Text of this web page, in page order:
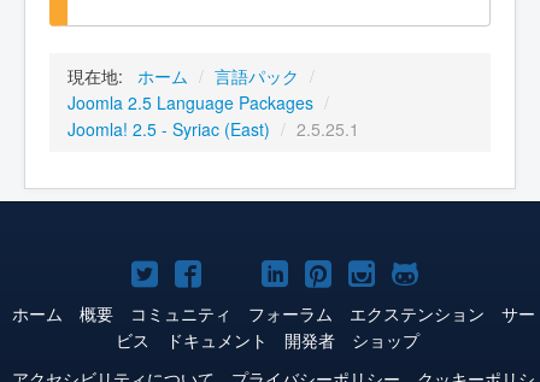
現在地: ホーム / 言語パック /
Joomla 2.5 Language Packages /
Joomla! 2.5 - Syriac (East) / 2.5.25.1
Joomla!
Twitter
Joomla!
Facebook
Joomla!
YouTube
Joomla!
LinkedIn
Joomla!
Pinterest
Joomla!
Instagram
Joomla!
GitHub
ホーム 概要 コミュニティ フォーラム エクステンション
サー
ビス
ドキュメント 開発者
ショップ